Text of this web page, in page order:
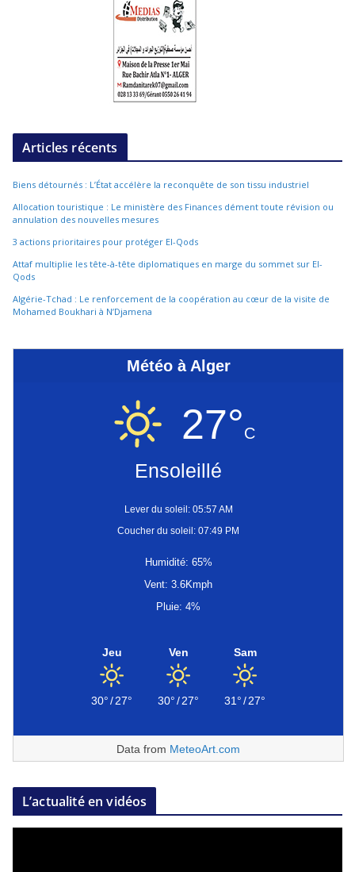
Articles récents
Biens détournés : L’État accélère la reconquête de son tissu industriel
Allocation touristique : Le ministère des Finances dément toute révision ou
annulation des nouvelles mesures
3 actions prioritaires pour protéger El-Qods
Attaf multiplie les tête-à-tête diplomatiques en marge du sommet sur El-
Qods
Algérie-Tchad : Le renforcement de la coopération au cœur de la visite de
Mohamed Boukhari à N’Djamena
Météo à Alger
27°C
Ensoleillé
Lever du soleil: 05:57 AM
Coucher du soleil: 07:49 PM
Humidité: 65%
Vent: 3.6Kmph
Pluie: 4%
Jeu
30°/27°
Ven
30°/27°
Sam
31°/27°
Data from MeteoArt.com
L’actualité en vidéos